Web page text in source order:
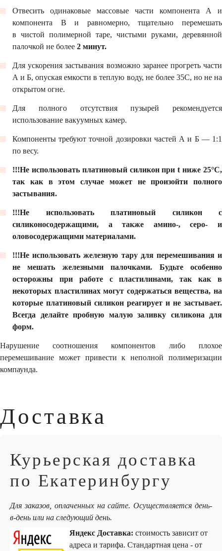
Отвесить одинаковые массовые части компонента А и
компонента В и равномерно, тщательно перемешать
в чистой полимерной таре, чистыми руками, деревянной
палочкой не более 2 минут.
Для ускорения застывания возможно заранее прогреть части
А и Б, опуская емкости в теплую воду, не более 35С, но не на
открытом огне.
Для полного отсутствия пузырей рекомендуется
использование вакуумных камер.
Компоненты требуют точной дозировки частей А и Б ― 1:1
по весу.
!!!Не использовать платиновый силикон при t ниже 25°С,
так как в этом случае может не произойти полного
застывания.
!!!Не использовать платиновый силикон с
силиконосодержащими, а также амино-, серо- и
оловосодержащими материалами.
!!!Не использовать железную тару для перемешивания и
не мешать железными палочками. Будьте особенно
осторожны при работе с пластилинами, так как в
некоторых пластилинах могут содержаться вещества, на
которые платиновый силикон реагирует и не застывает.
Всегда делайте пробную малую заливку силикона для
форм.
Нарушение соотношения компонентов либо плохое
перемешивание может привести к неполной полимеризации
компаунда.
Доставка
Курьерская доставка
по Екатеринбургу
Для заказов, оплаченных на сайте. Осуществляется день-
в-день или на следующий день.
Яндекс Доставка: стоимость зависит от
адреса и тарифа. Стандартная цена - от